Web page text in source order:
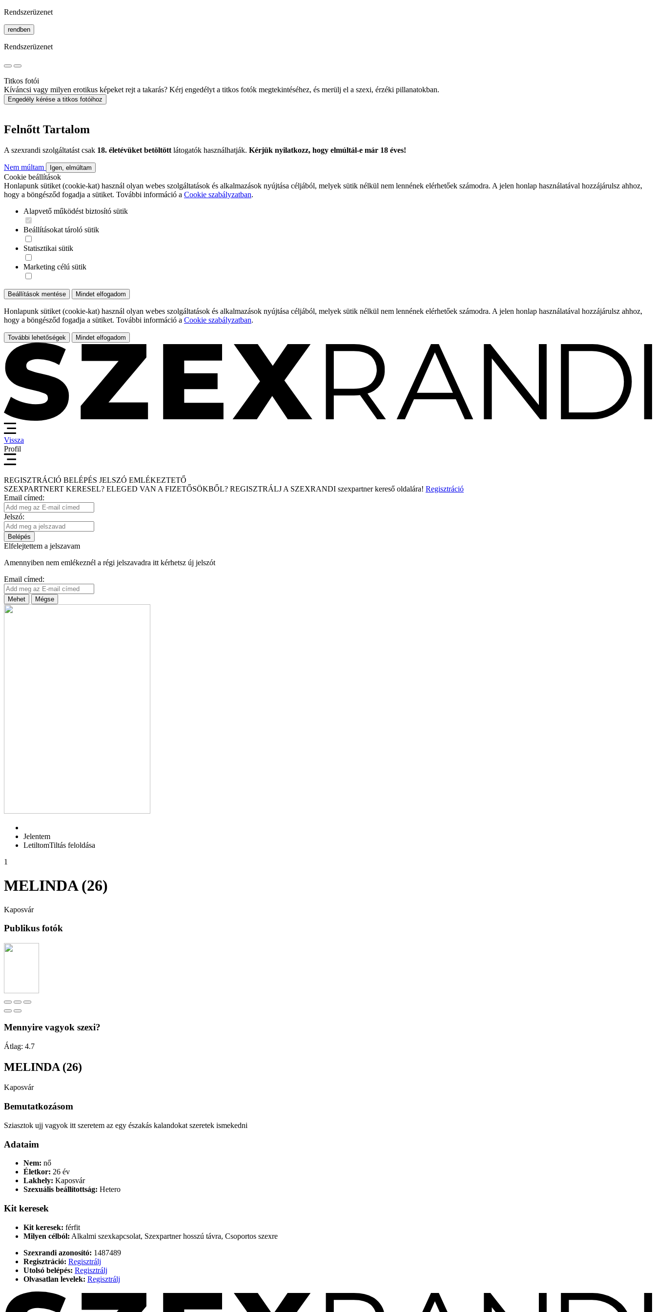
Rendszerüzenet
rendben
Rendszerüzenet
Titkos fotói
Kíváncsi vagy milyen erotikus képeket rejt a takarás? Kérj engedélyt a titkos fotók megtekintéséhez, és merülj el a szexi, érzéki pillanatokban.
Engedély kérése a titkos fotóihoz
Felnőtt Tartalom
A szexrandi szolgáltatást csak 18. életévüket betöltött látogatók használhatják. Kérjük nyilatkozz, hogy elmúltál-e már 18 éves!
Nem múltam Igen, elmúltam
Cookie beállítások
Honlapunk sütiket (cookie-kat) használ olyan webes szolgáltatások és alkalmazások nyújtása céljából, melyek sütik nélkül nem lennének elérhetőek számodra. A jelen honlap használatával hozzájárulsz ahhoz,
hogy a böngésződ fogadja a sütiket. További információ a Cookie szabályzatban.
Alapvető működést biztosító sütik
Beállításokat tároló sütik
Statisztikai sütik
Marketing célú sütik
Beállítások mentése Mindet elfogadom
Honlapunk sütiket (cookie-kat) használ olyan webes szolgáltatások és alkalmazások nyújtása céljából, melyek sütik nélkül nem lennének elérhetőek számodra. A jelen honlap használatával hozzájárulsz ahhoz,
hogy a böngésződ fogadja a sütiket. További információ a Cookie szabályzatban.
További lehetőségek Mindet elfogadom
Vissza
Profil
REGISZTRÁCIÓ BELÉPÉS JELSZÓ EMLÉKEZTETŐ
SZEXPARTNERT KERESEL? ELEGED VAN A FIZETŐSÖKBŐL? REGISZTRÁLJ A SZEXRANDI szexpartner kereső oldalára! Regisztráció
Email címed:
Jelszó:
Belépés
Elfelejtettem a jelszavam
Amennyiben nem emlékeznél a régi jelszavadra itt kérhetsz új jelszót
Email címed:
Mehet Mégse
Jelentem
LetiltomTiltás feloldása
1
MELINDA (26)
Kaposvár
Publikus fotók
Mennyire vagyok szexi?
Átlag: 4.7
MELINDA (26)
Kaposvár
Bemutatkozásom
Sziasztok ujj vagyok itt szeretem az egy északás kalandokat szeretek ismekedni
Adataim
Nem: nő
Életkor: 26 év
Lakhely: Kaposvár
Szexuális beállítottság: Hetero
Kit keresek
Kit keresek: férfit
Milyen célból: Alkalmi szexkapcsolat, Szexpartner hosszú távra, Csoportos szexre
Szexrandi azonosító: 1487489
Regisztráció: Regisztrálj
Utolsó belépés: Regisztrálj
Olvasatlan levelek: Regisztrálj